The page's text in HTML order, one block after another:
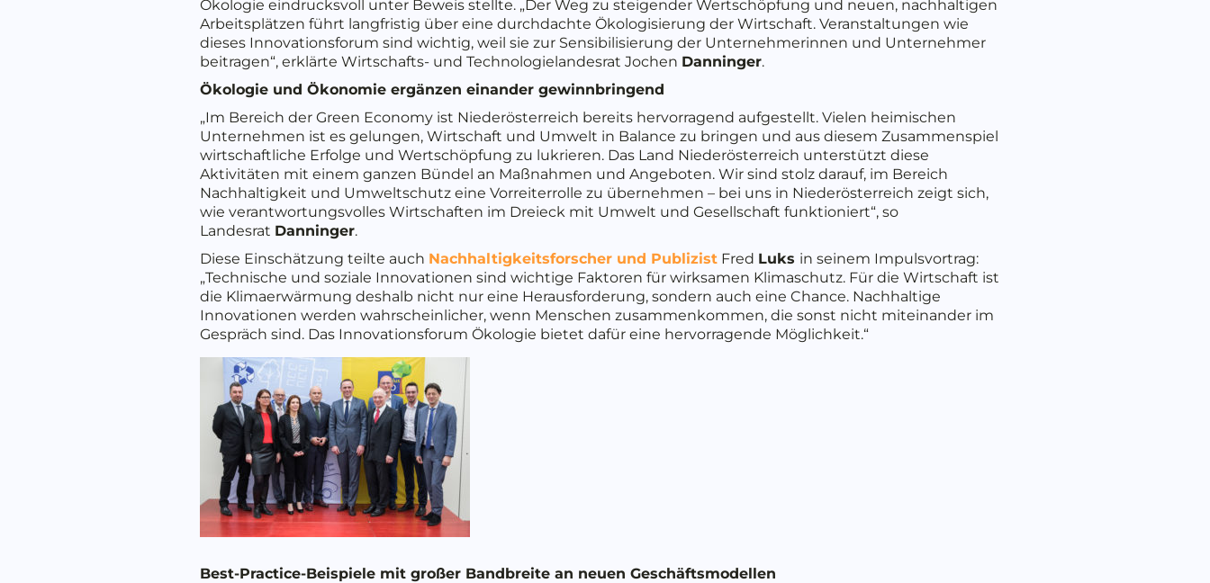
Ökologie eindrucksvoll unter Beweis stellte. „Der Weg zu steigender Wertschöpfung und neuen, nachhaltigen
Arbeitsplätzen führt langfristig über eine durchdachte Ökologisierung der Wirtschaft. Veranstaltungen wie
dieses Innovationsforum sind wichtig, weil sie zur Sensibilisierung der Unternehmerinnen und Unternehmer
beitragen“, erklärte Wirtschafts- und Technologielandesrat Jochen Danninger.
Ökologie und Ökonomie ergänzen einander gewinnbringend
„Im Bereich der Green Economy ist Niederösterreich bereits hervorragend aufgestellt. Vielen heimischen
Unternehmen ist es gelungen, Wirtschaft und Umwelt in Balance zu bringen und aus diesem Zusammenspiel
wirtschaftliche Erfolge und Wertschöpfung zu lukrieren. Das Land Niederösterreich unterstützt diese
Aktivitäten mit einem ganzen Bündel an Maßnahmen und Angeboten. Wir sind stolz darauf, im Bereich
Nachhaltigkeit und Umweltschutz eine Vorreiterrolle zu übernehmen – bei uns in Niederösterreich zeigt sich,
wie verantwortungsvolles Wirtschaften im Dreieck mit Umwelt und Gesellschaft funktioniert“, so
Landesrat Danninger.
Diese Einschätzung teilte auch Nachhaltigkeitsforscher und Publizist Fred Luks in seinem Impulsvortrag:
„Technische und soziale Innovationen sind wichtige Faktoren für wirksamen Klimaschutz. Für die Wirtschaft ist
die Klimaerwärmung deshalb nicht nur eine Herausforderung, sondern auch eine Chance. Nachhaltige
Innovationen werden wahrscheinlicher, wenn Menschen zusammenkommen, die sonst nicht miteinander im
Gespräch sind. Das Innovationsforum Ökologie bietet dafür eine hervorragende Möglichkeit.“
Best-Practice-Beispiele mit großer Bandbreite an neuen Geschäftsmodellen